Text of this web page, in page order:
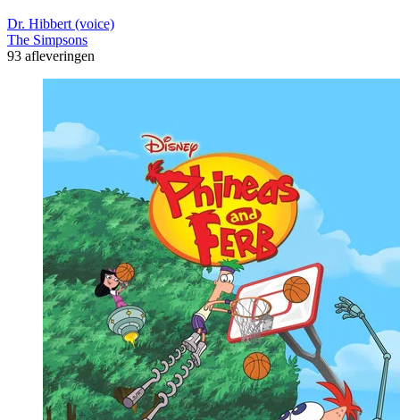
Dr. Hibbert (voice)
The Simpsons
93 afleveringen